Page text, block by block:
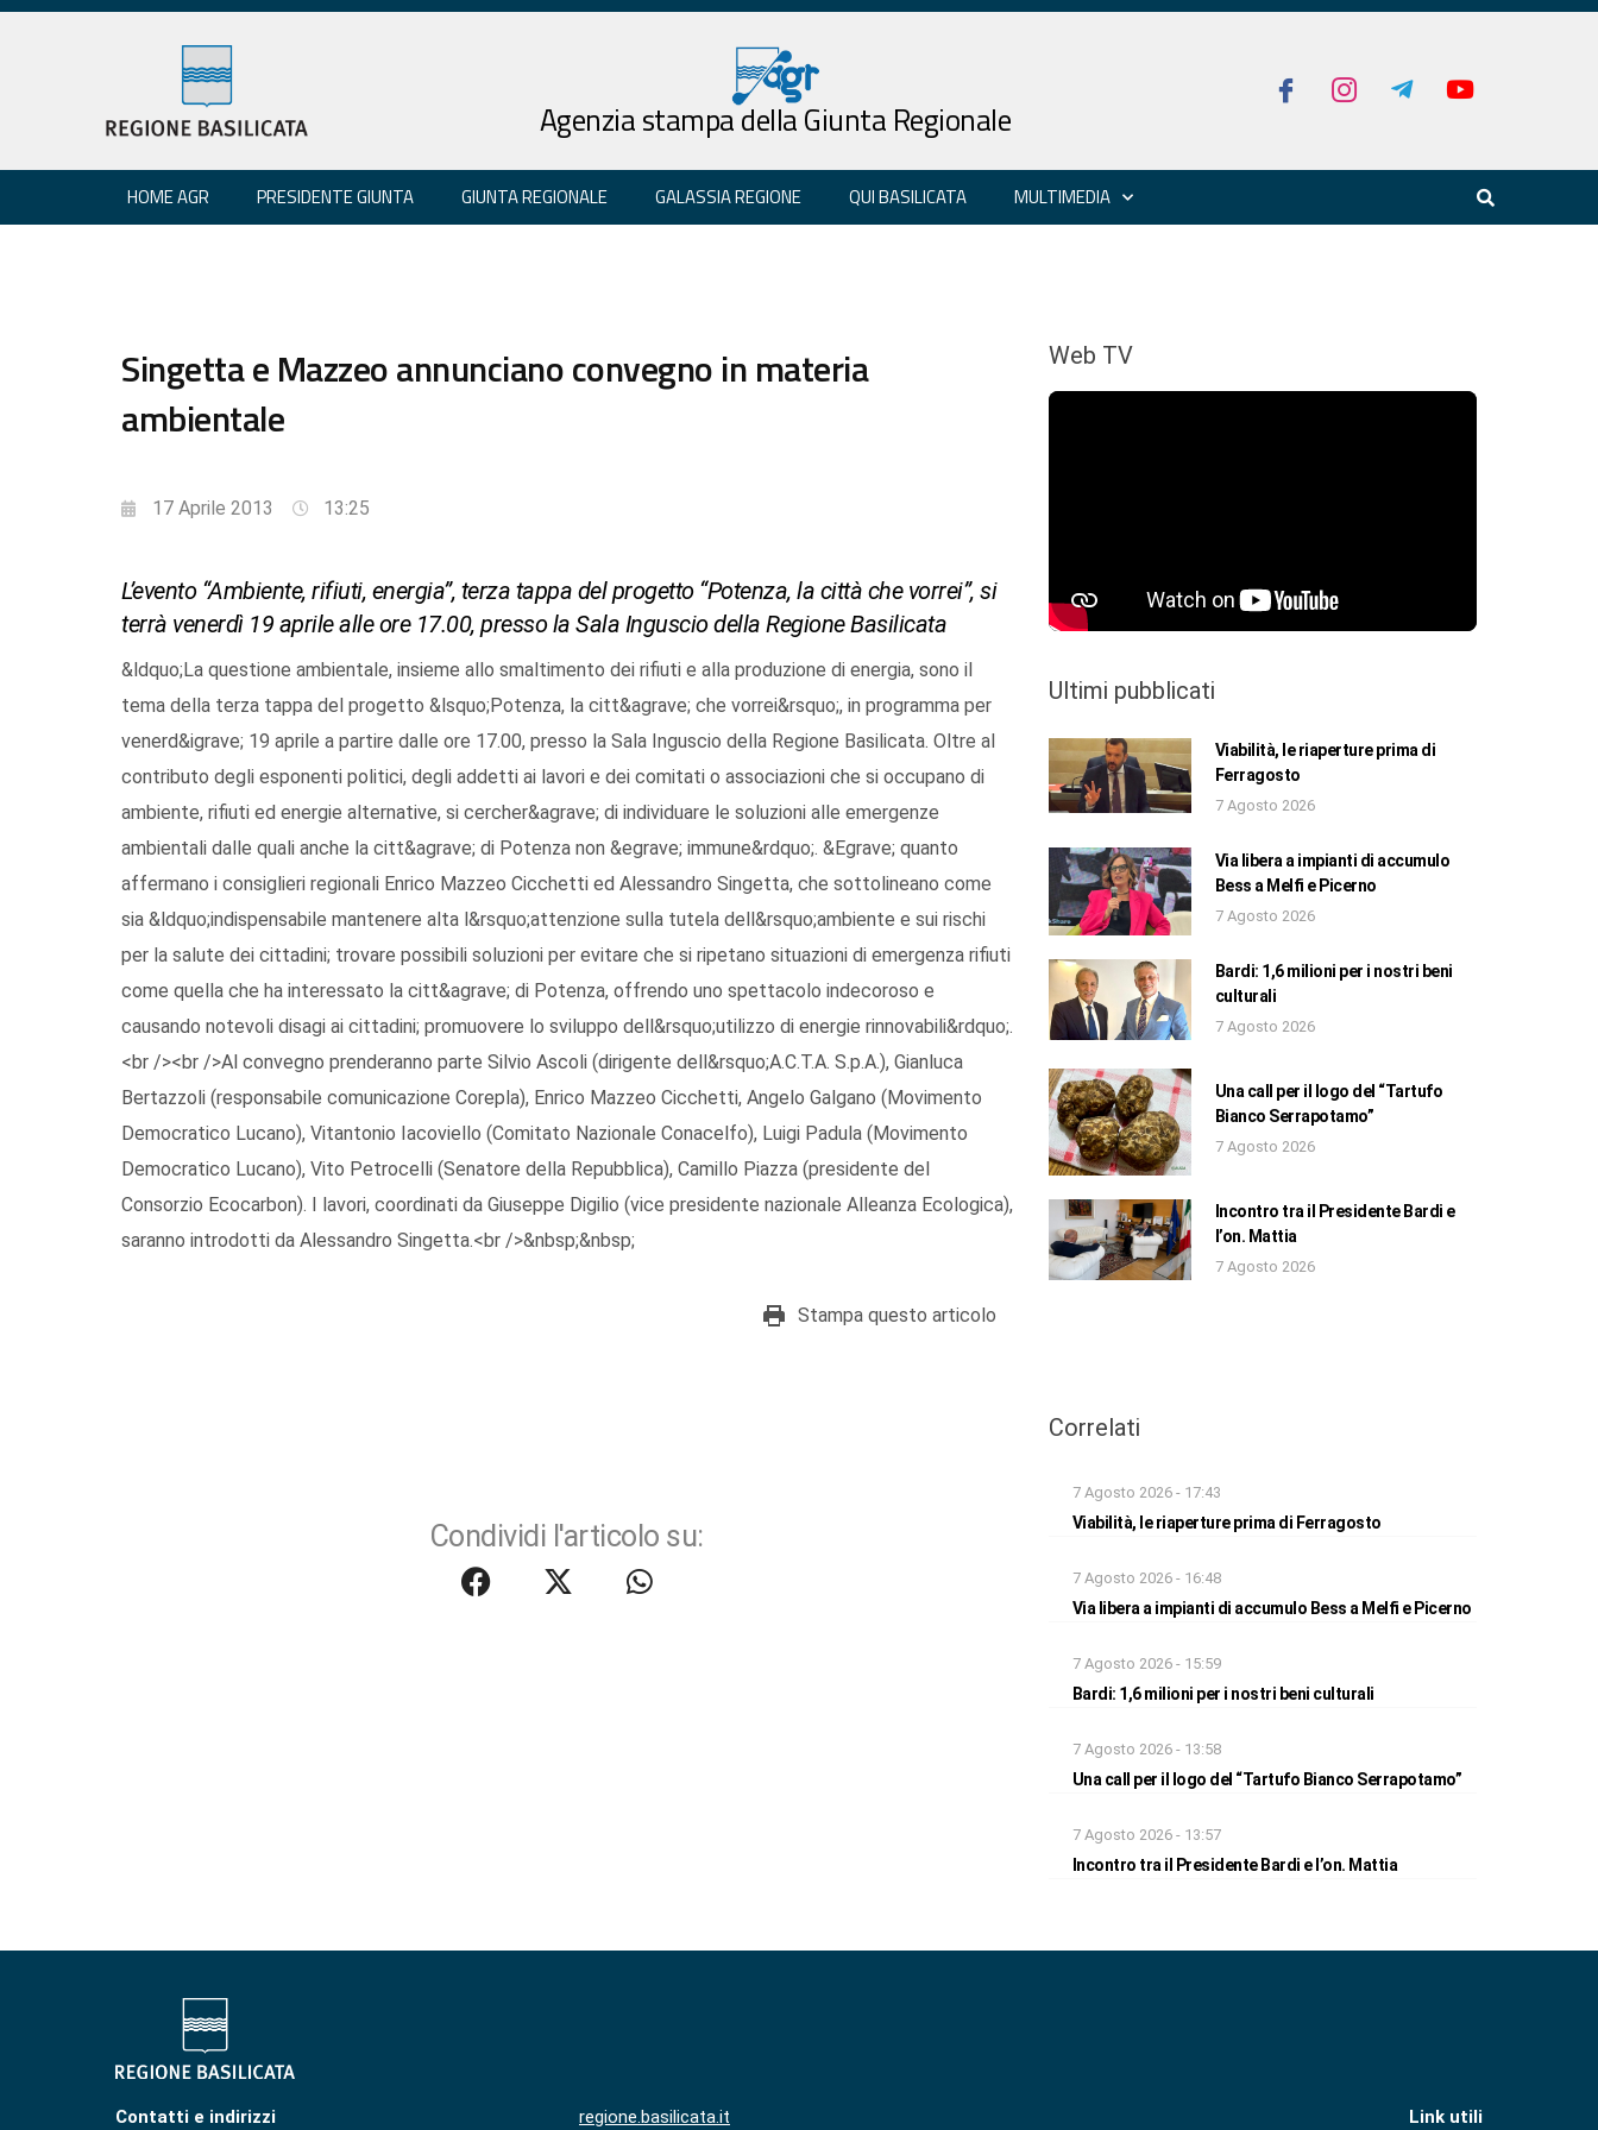
Agenzia stampa della Giunta Regionale
HOME AGR PRESIDENTE GIUNTA GIUNTA REGIONALE GALASSIA REGIONE QUI BASILICATA MULTIMEDIA
Singetta e Mazzeo annunciano convegno in materia
ambientale
17 Aprile 2013 13:25
L’evento “Ambiente, rifiuti, energia”, terza tappa del progetto “Potenza, la città che vorrei”, si
terrà venerdì 19 aprile alle ore 17.00, presso la Sala Inguscio della Regione Basilicata
&ldquo;La questione ambientale, insieme allo smaltimento dei rifiuti e alla produzione di energia, sono il
tema della terza tappa del progetto &lsquo;Potenza, la citt&agrave; che vorrei&rsquo;, in programma per
venerd&igrave; 19 aprile a partire dalle ore 17.00, presso la Sala Inguscio della Regione Basilicata. Oltre al
contributo degli esponenti politici, degli addetti ai lavori e dei comitati o associazioni che si occupano di
ambiente, rifiuti ed energie alternative, si cercher&agrave; di individuare le soluzioni alle emergenze
ambientali dalle quali anche la citt&agrave; di Potenza non &egrave; immune&rdquo;. &Egrave; quanto
affermano i consiglieri regionali Enrico Mazzeo Cicchetti ed Alessandro Singetta, che sottolineano come
sia &ldquo;indispensabile mantenere alta l&rsquo;attenzione sulla tutela dell&rsquo;ambiente e sui rischi
per la salute dei cittadini; trovare possibili soluzioni per evitare che si ripetano situazioni di emergenza rifiuti
come quella che ha interessato la citt&agrave; di Potenza, offrendo uno spettacolo indecoroso e
causando notevoli disagi ai cittadini; promuovere lo sviluppo dell&rsquo;utilizzo di energie rinnovabili&rdquo;.
<br /><br />Al convegno prenderanno parte Silvio Ascoli (dirigente dell&rsquo;A.C.T.A. S.p.A.), Gianluca
Bertazzoli (responsabile comunicazione Corepla), Enrico Mazzeo Cicchetti, Angelo Galgano (Movimento
Democratico Lucano), Vitantonio Iacoviello (Comitato Nazionale Conacelfo), Luigi Padula (Movimento
Democratico Lucano), Vito Petrocelli (Senatore della Repubblica), Camillo Piazza (presidente del
Consorzio Ecocarbon). I lavori, coordinati da Giuseppe Digilio (vice presidente nazionale Alleanza Ecologica),
saranno introdotti da Alessandro Singetta.<br />&nbsp;&nbsp;
Stampa questo articolo
Condividi l'articolo su:
Web TV
Ultimi pubblicati
Viabilità, le riaperture prima di
Ferragosto
7 Agosto 2026
Via libera a impianti di accumulo
Bess a Melfi e Picerno
7 Agosto 2026
Bardi: 1,6 milioni per i nostri beni
culturali
7 Agosto 2026
Una call per il logo del “Tartufo
Bianco Serrapotamo”
7 Agosto 2026
Incontro tra il Presidente Bardi e
l’on. Mattia
7 Agosto 2026
Correlati
7 Agosto 2026 - 17:43
Viabilità, le riaperture prima di Ferragosto
7 Agosto 2026 - 16:48
Via libera a impianti di accumulo Bess a Melfi e Picerno
7 Agosto 2026 - 15:59
Bardi: 1,6 milioni per i nostri beni culturali
7 Agosto 2026 - 13:58
Una call per il logo del “Tartufo Bianco Serrapotamo”
7 Agosto 2026 - 13:57
Incontro tra il Presidente Bardi e l’on. Mattia
Contatti e indirizzi regione.basilicata.it Link utili